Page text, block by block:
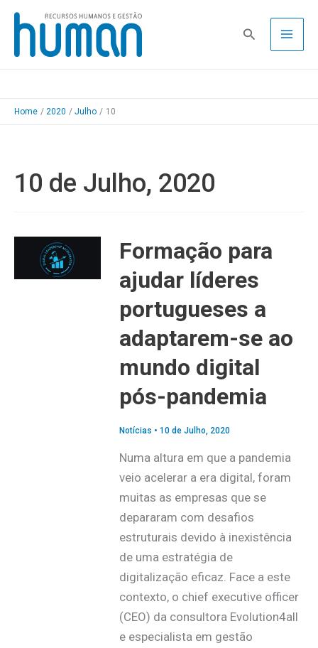
Skip
content
Pesquisa
Home 2020 Julho 10
10 de Julho, 2020
Formação para
ajudar líderes
portugueses a
adaptarem-se ao
mundo digital
pós-pandemia
Notícias • 10 de Julho, 2020
Numa altura em que a pandemia
veio acelerar a era digital, foram
muitas as empresas que se
depararam com desafios
estruturais devido à inexistência
de uma estratégia de
digitalização eficaz. Face a este
contexto, o chief executive officer
(CEO) da consultora Evolution4all
e especialista em gestão